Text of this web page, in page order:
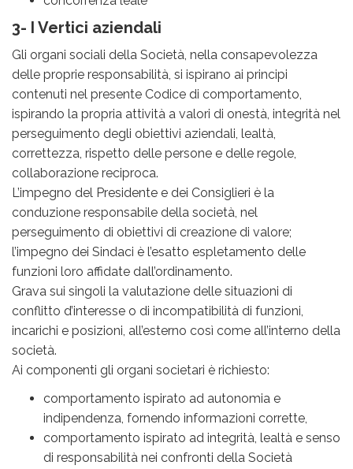
3- I Vertici aziendali
Gli organi sociali della Società, nella consapevolezza
delle proprie responsabilità, si ispirano ai principi
contenuti nel presente Codice di comportamento,
ispirando la propria attività a valori di onestà, integrità nel
perseguimento degli obiettivi aziendali, lealtà,
correttezza, rispetto delle persone e delle regole,
collaborazione reciproca.
L’impegno del Presidente e dei Consiglieri è la
conduzione responsabile della società, nel
perseguimento di obiettivi di creazione di valore;
l’impegno dei Sindaci è l’esatto espletamento delle
funzioni loro affidate dall’ordinamento.
Grava sui singoli la valutazione delle situazioni di
conflitto d’interesse o di incompatibilità di funzioni,
incarichi e posizioni, all’esterno così come all’interno della
società.
Ai componenti gli organi societari è richiesto:
comportamento ispirato ad autonomia e
indipendenza, fornendo informazioni corrette,
comportamento ispirato ad integrità, lealtà e senso
di responsabilità nei confronti della Società